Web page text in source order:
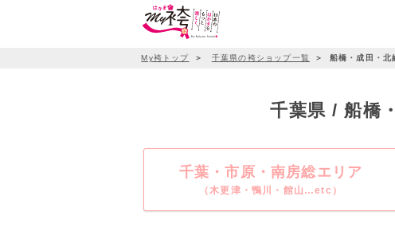
My袴トップ ＞ 千葉県の袴ショップ一覧 ＞ 船橋・成田・北
千葉県 / 船橋
千葉・市原・南房総エリア
（木更津・鴨川・館山…etc）